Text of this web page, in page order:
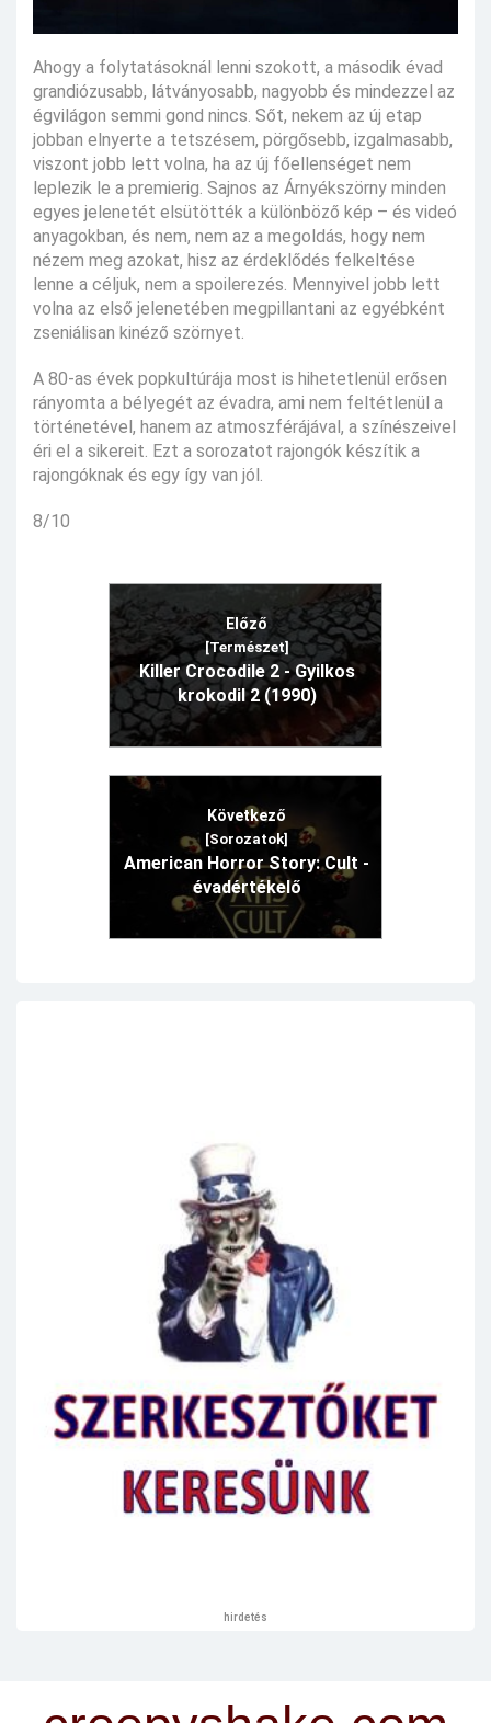
Ahogy a folytatásoknál lenni szokott, a második évad
grandiózusabb, látványosabb, nagyobb és mindezzel az
égvilágon semmi gond nincs. Sőt, nekem az új etap
jobban elnyerte a tetszésem, pörgősebb, izgalmasabb,
viszont jobb lett volna, ha az új főellenséget nem
leplezik le a premierig. Sajnos az Árnyékszörny minden
egyes jelenetét elsütötték a különböző kép – és videó
anyagokban, és nem, nem az a megoldás, hogy nem
nézem meg azokat, hisz az érdeklődés felkeltése
lenne a céljuk, nem a spoilerezés. Mennyivel jobb lett
volna az első jelenetében megpillantani az egyébként
zseniálisan kinéző szörnyet.
A 80-as évek popkultúrája most is hihetetlenül erősen
rányomta a bélyegét az évadra, ami nem feltétlenül a
történetével, hanem az atmoszférájával, a színészeivel
éri el a sikereit. Ezt a sorozatot rajongók készítik a
rajongóknak és egy így van jól.
8/10
Előző
[Természet]
Killer Crocodile 2 - Gyilkos
krokodil 2 (1990)
Következő
[Sorozatok]
American Horror Story: Cult -
évadértékelő
hirdetés